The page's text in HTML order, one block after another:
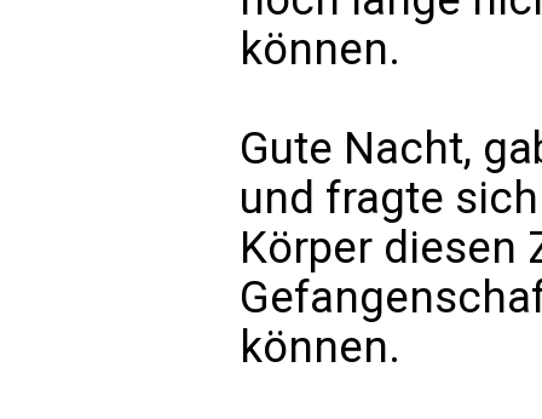
können.
Gute Nacht,
und fragte
Körper diesen
können.